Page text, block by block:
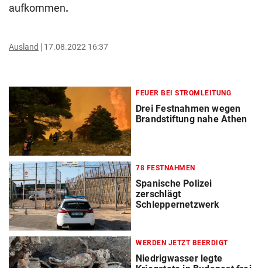
aufkommen.
Ausland 17.08.2022 16:37
FEUER BEI STROMLEITUNG
Drei Festnahmen wegen
Brandstiftung nahe Athen
78 FESTNAHMEN
Spanische Polizei
zerschlägt
Schleppernetzwerk
WERDEN JETZT BEERDIGT
Niedrigwasser legte